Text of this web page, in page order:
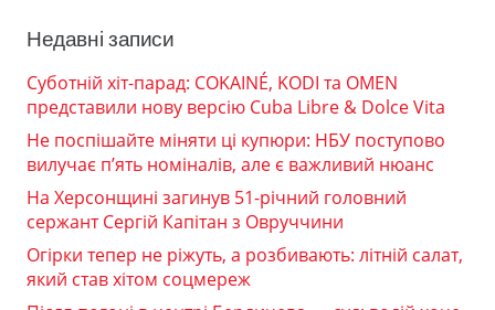
Недавні записи
Суботній хіт-парад: COKAINÉ, KODI та OMEN
представили нову версію Cuba Libre & Dolce Vita
Не поспішайте міняти ці купюри: НБУ поступово
вилучає п’ять номіналів, але є важливий нюанс
На Херсонщині загинув 51-річний головний
сержант Сергій Капітан з Овруччини
Огірки тепер не ріжуть, а розбивають: літній салат,
який став хітом соцмереж